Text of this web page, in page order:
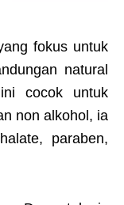
fokus untuk
natural
cocok untuk
non alkohol, ia
paraben,